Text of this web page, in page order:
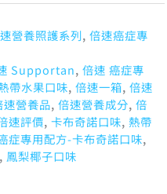
營養照護系列, 倍速癌症專
Supportan, 倍速 癌症專
帶水果口味, 倍速一箱, 倍速
速營養品, 倍速營養成分, 倍
速評價, 卡布奇諾口味, 熱帶
症專用配方-卡布奇諾口味,
, 鳳梨椰子口味